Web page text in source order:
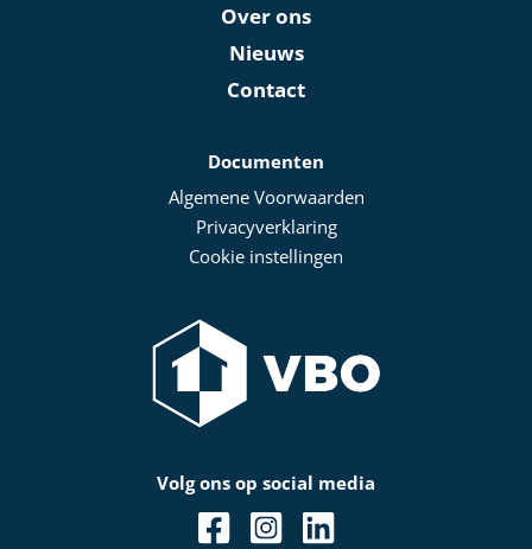
Over ons
Nieuws
Contact
Documenten
Algemene Voorwaarden
Privacyverklaring
Cookie instellingen
Volg ons op social media